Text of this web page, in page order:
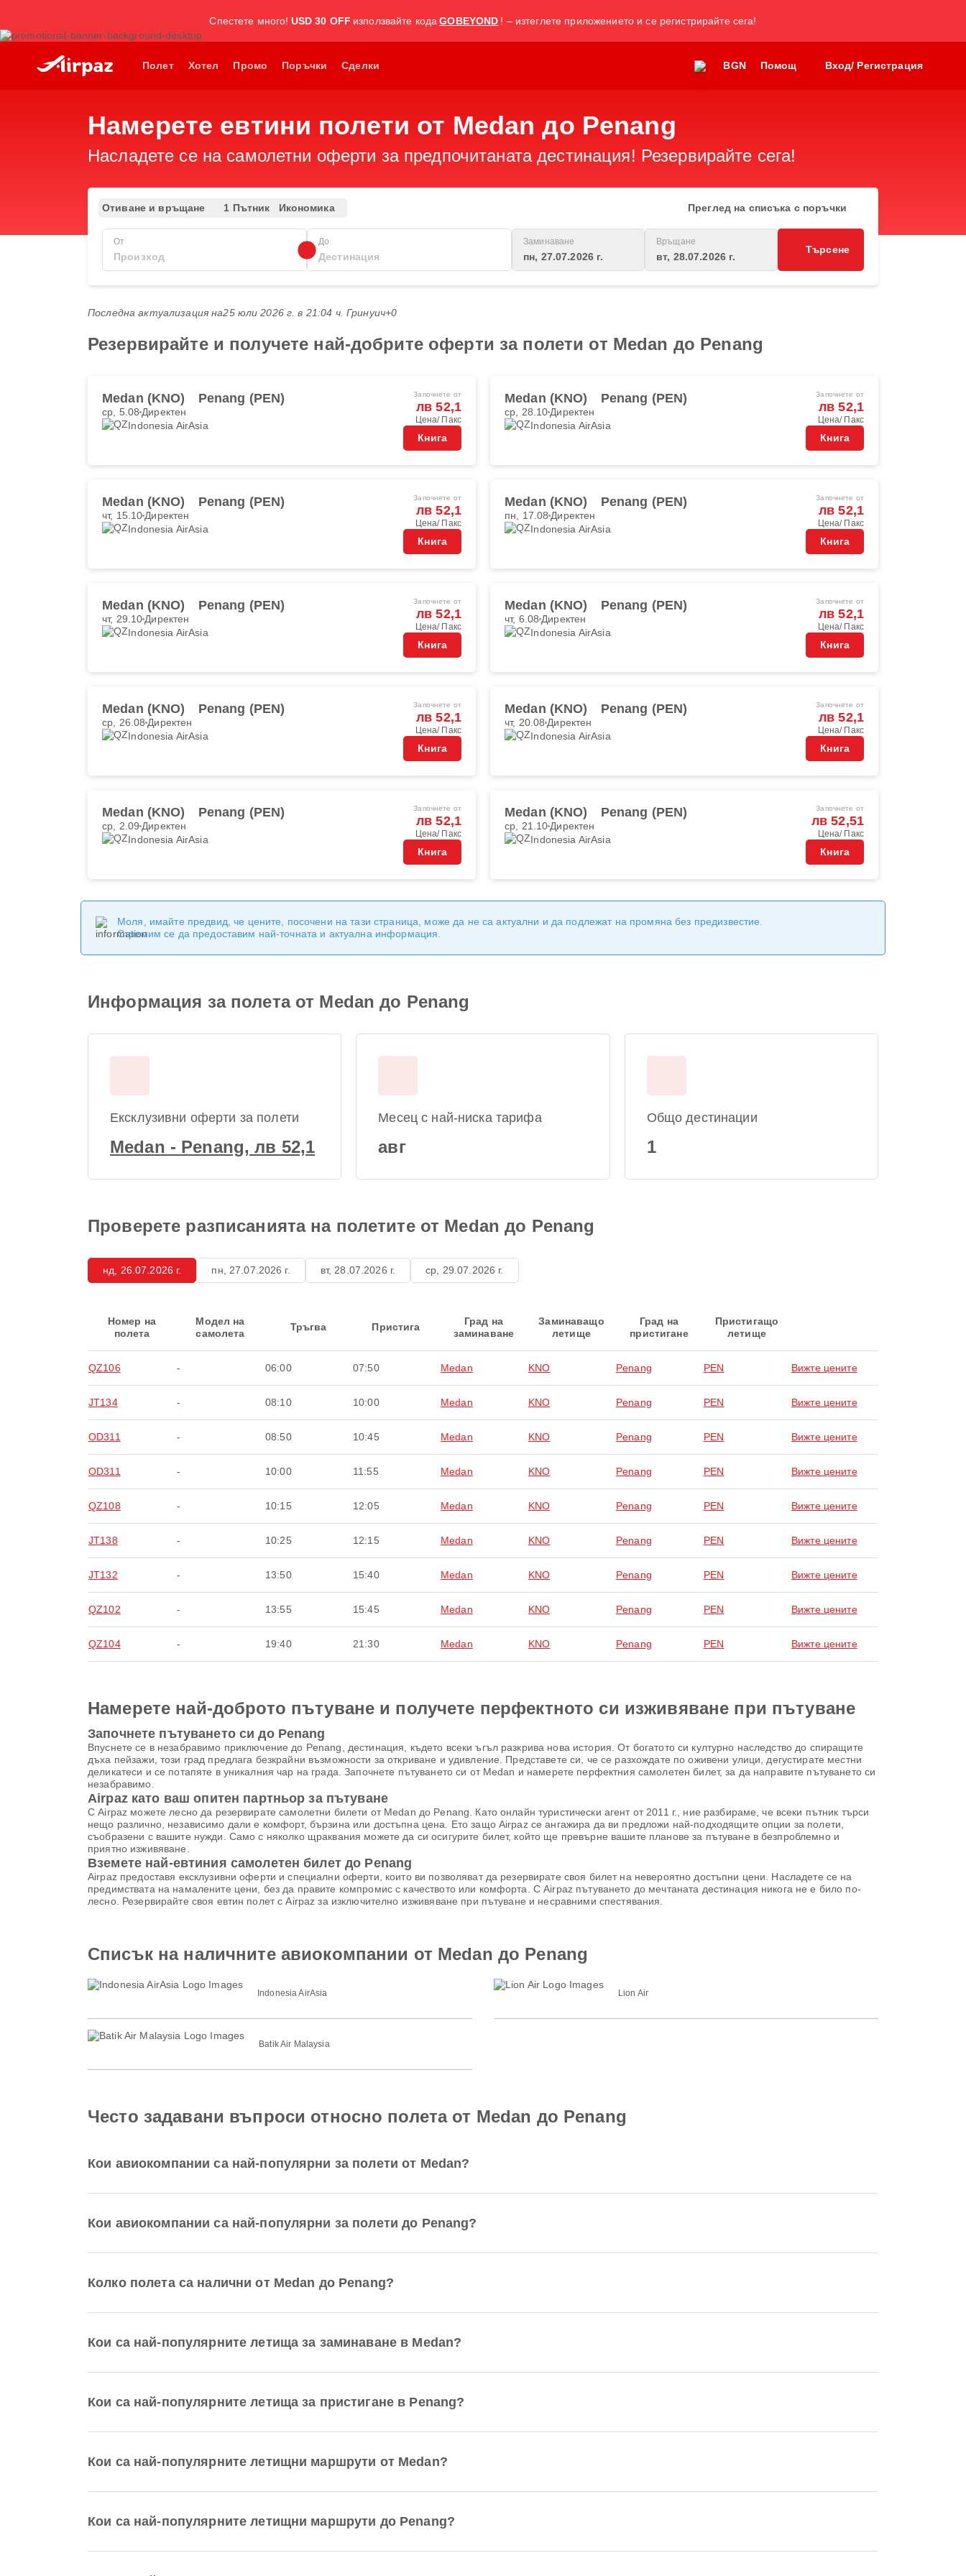
Спестете много! USD 30 OFF използвайте кода GOBEYOND ! – изтеглете приложението и се регистрирайте сега!
Полет Хотел Промо Поръчки Сделки BGN Помощ Вход/ Регистрация
Намерете евтини полети от Medan до Penang
Насладете се на самолетни оферти за предпочитаната дестинация! Резервирайте сега!
Отиване и връщане 1 Пътник Икономика Преглед на списъка с поръчки
От До Заминаване
пн, 27.07.2026 г.
Връщане
вт, 28.07.2026 г.
Търсене
Последна актуализация на25 юли 2026 г. в 21:04 ч. Гринуич+0
Резервирайте и получете най-добрите оферти за полети от Medan до Penang
Medan (KNO) Penang (PEN)
ср, 5.08 Директен
Indonesia AirAsia
Започнете от
лв 52,1
Цена/ Пакс
Книга
Medan (KNO) Penang (PEN)
ср, 28.10 Директен
Indonesia AirAsia
Започнете от
лв 52,1
Цена/ Пакс
Книга
Medan (KNO) Penang (PEN)
чт, 15.10 Директен
Indonesia AirAsia
Започнете от
лв 52,1
Цена/ Пакс
Книга
Medan (KNO) Penang (PEN)
пн, 17.08 Директен
Indonesia AirAsia
Започнете от
лв 52,1
Цена/ Пакс
Книга
Medan (KNO) Penang (PEN)
чт, 29.10 Директен
Indonesia AirAsia
Започнете от
лв 52,1
Цена/ Пакс
Книга
Medan (KNO) Penang (PEN)
чт, 6.08 Директен
Indonesia AirAsia
Започнете от
лв 52,1
Цена/ Пакс
Книга
Medan (KNO) Penang (PEN)
ср, 26.08 Директен
Indonesia AirAsia
Започнете от
лв 52,1
Цена/ Пакс
Книга
Medan (KNO) Penang (PEN)
чт, 20.08 Директен
Indonesia AirAsia
Започнете от
лв 52,1
Цена/ Пакс
Книга
Medan (KNO) Penang (PEN)
ср, 2.09 Директен
Indonesia AirAsia
Започнете от
лв 52,1
Цена/ Пакс
Книга
Medan (KNO) Penang (PEN)
ср, 21.10 Директен
Indonesia AirAsia
Започнете от
лв 52,51
Цена/ Пакс
Книга
Моля, имайте предвид, че цените, посочени на тази страница, може да не са актуални и да подлежат на промяна без предизвестие.
Стремим се да предоставим най-точната и актуална информация.
Информация за полета от Medan до Penang
Ексклузивни оферти за полети
Medan - Penang, лв 52,1
Месец с най-ниска тарифа
авг
Общо дестинации
1
Проверете разписанията на полетите от Medan до Penang
нд, 26.07.2026 г. пн, 27.07.2026 г. вт, 28.07.2026 г. ср, 29.07.2026 г.
Номер на
полета
Модел на
самолета
Тръгва Пристига
Град на
заминаване
Заминаващо
летище
Град на
пристигане
Пристигащо
летище
QZ106 - 06:00 07:50 Medan KNO Penang PEN Вижте цените
JT134 - 08:10 10:00 Medan KNO Penang PEN Вижте цените
OD311 - 08:50 10:45 Medan KNO Penang PEN Вижте цените
OD311 - 10:00 11:55 Medan KNO Penang PEN Вижте цените
QZ108 - 10:15 12:05 Medan KNO Penang PEN Вижте цените
JT138 - 10:25 12:15 Medan KNO Penang PEN Вижте цените
JT132 - 13:50 15:40 Medan KNO Penang PEN Вижте цените
QZ102 - 13:55 15:45 Medan KNO Penang PEN Вижте цените
QZ104 - 19:40 21:30 Medan KNO Penang PEN Вижте цените
Намерете най-доброто пътуване и получете перфектното си изживяване при пътуване
Започнете пътуването си до Penang
Впуснете се в незабравимо приключение до Penang, дестинация, където всеки ъгъл разкрива нова история. От богатото си културно наследство до спиращите
дъха пейзажи, този град предлага безкрайни възможности за откриване и удивление. Представете си, че се разхождате по оживени улици, дегустирате местни
деликатеси и се потапяте в уникалния чар на града. Започнете пътуването си от Medan и намерете перфектния самолетен билет, за да направите пътуването си
незабравимо.
Airpaz като ваш опитен партньор за пътуване
С Airpaz можете лесно да резервирате самолетни билети от Medan до Penang. Като онлайн туристически агент от 2011 г., ние разбираме, че всеки пътник търси
нещо различно, независимо дали е комфорт, бързина или достъпна цена. Ето защо Airpaz се ангажира да ви предложи най-подходящите опции за полети,
съобразени с вашите нужди. Само с няколко щраквания можете да си осигурите билет, който ще превърне вашите планове за пътуване в безпроблемно и
приятно изживяване.
Вземете най-евтиния самолетен билет до Penang
Airpaz предоставя ексклузивни оферти и специални оферти, които ви позволяват да резервирате своя билет на невероятно достъпни цени. Насладете се на
предимствата на намалените цени, без да правите компромис с качеството или комфорта. С Airpaz пътуването до мечтаната дестинация никога не е било по-
лесно. Резервирайте своя евтин полет с Airpaz за изключително изживяване при пътуване и несравними спестявания.
Списък на наличните авиокомпании от Medan до Penang
Indonesia AirAsia Lion Air
Batik Air Malaysia
Често задавани въпроси относно полета от Medan до Penang
Кои авиокомпании са най-популярни за полети от Medan?
Кои авиокомпании са най-популярни за полети до Penang?
Колко полета са налични от Medan до Penang?
Кои са най-популярните летища за заминаване в Medan?
Кои са най-популярните летища за пристигане в Penang?
Кои са най-популярните летищни маршрути от Medan?
Кои са най-популярните летищни маршрути до Penang?